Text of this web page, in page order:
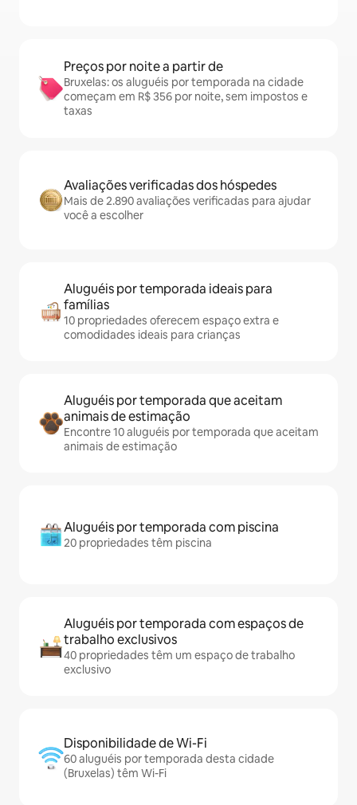
Preços por noite a partir de
Bruxelas: os aluguéis por temporada na cidade
começam em R$ 356 por noite, sem impostos e
taxas
Avaliações verificadas dos hóspedes
Mais de 2.890 avaliações verificadas para ajudar
você a escolher
Aluguéis por temporada ideais para
famílias
10 propriedades oferecem espaço extra e
comodidades ideais para crianças
Aluguéis por temporada que aceitam
animais de estimação
Encontre 10 aluguéis por temporada que aceitam
animais de estimação
Aluguéis por temporada com piscina
20 propriedades têm piscina
Aluguéis por temporada com espaços de
trabalho exclusivos
40 propriedades têm um espaço de trabalho
exclusivo
Disponibilidade de Wi-Fi
60 aluguéis por temporada desta cidade
(Bruxelas) têm Wi-Fi